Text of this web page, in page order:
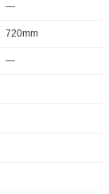
―
720mm
―